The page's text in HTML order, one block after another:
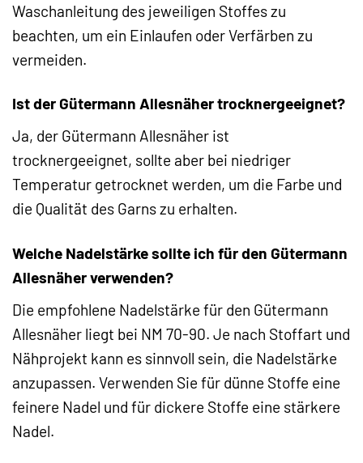
Waschanleitung des jeweiligen Stoffes zu
beachten, um ein Einlaufen oder Verfärben zu
vermeiden.
Ist der Gütermann Allesnäher trocknergeeignet?
Ja, der Gütermann Allesnäher ist
trocknergeeignet, sollte aber bei niedriger
Temperatur getrocknet werden, um die Farbe und
die Qualität des Garns zu erhalten.
Welche Nadelstärke sollte ich für den Gütermann
Allesnäher verwenden?
Die empfohlene Nadelstärke für den Gütermann
Allesnäher liegt bei NM 70-90. Je nach Stoffart und
Nähprojekt kann es sinnvoll sein, die Nadelstärke
anzupassen. Verwenden Sie für dünne Stoffe eine
feinere Nadel und für dickere Stoffe eine stärkere
Nadel.